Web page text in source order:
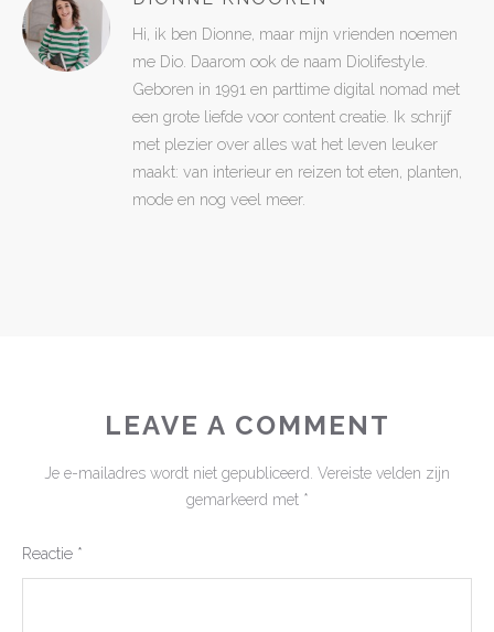
Hi, ik ben Dionne, maar mijn vrienden noemen
me Dio. Daarom ook de naam Diolifestyle.
Geboren in 1991 en parttime digital nomad met
een grote liefde voor content creatie. Ik schrijf
met plezier over alles wat het leven leuker
maakt: van interieur en reizen tot eten, planten,
mode en nog veel meer.
LEAVE A COMMENT
Je e-mailadres wordt niet gepubliceerd. Vereiste velden zijn
gemarkeerd met *
Reactie *